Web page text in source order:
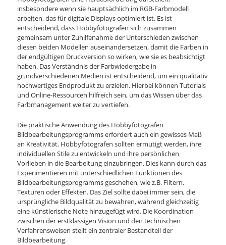
insbesondere wenn sie hauptsächlich im RGB-Farbmodell
arbeiten, das für digitale Displays optimiert ist. Es ist
entscheidend, dass Hobbyfotografen sich zusammen
gemeinsam unter Zuhilfenahme der Unterschieden zwischen
diesen beiden Modellen auseinandersetzen, damit die Farben in
der endgültigen Druckversion so wirken, wie sie es beabsichtigt
haben. Das Verständnis der Farbwiedergabe in
grundverschiedenen Medien ist entscheidend, um ein qualitativ
hochwertiges Endprodukt zu erzielen. Hierbei können Tutorials
und Online-Ressourcen hilfreich sein, um das Wissen über das
Farbmanagement weiter zu vertiefen.
Die praktische Anwendung des Hobbyfotografen
Bildbearbeitungsprogramms erfordert auch ein gewisses Maß
an Kreativität. Hobbyfotografen sollten ermutigt werden, ihre
individuellen Stile zu entwickeln und ihre persönlichen
Vorlieben in die Bearbeitung einzubringen. Dies kann durch das
Experimentieren mit unterschiedlichen Funktionen des
Bildbearbeitungsprogramms geschehen, wie z.B. Filtern,
Texturen oder Effekten. Das Ziel sollte dabei immer sein, die
ursprüngliche Bildqualität zu bewahren, während gleichzeitig
eine künstlerische Note hinzugefügt wird. Die Koordination
zwischen der erstklassigen Vision und den technischen
Verfahrensweisen stellt ein zentraler Bestandteil der
Bildbearbeitung.